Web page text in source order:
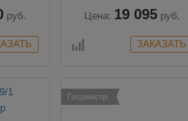
руб. Цена: 19 095 руб.
Госреестр